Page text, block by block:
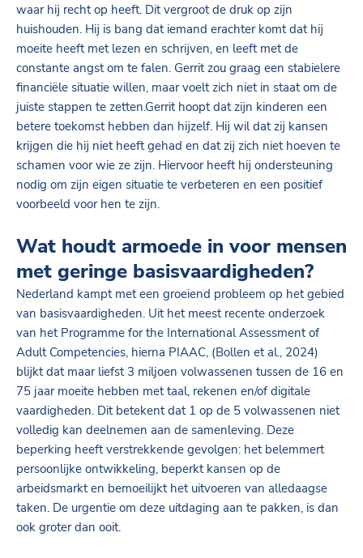
waar hij recht op heeft. Dit vergroot de druk op zijn
huishouden. Hij is bang dat iemand erachter komt dat hij
moeite heeft met lezen en schrijven, en leeft met de
constante angst om te falen. Gerrit zou graag een stabielere
financiële situatie willen, maar voelt zich niet in staat om de
juiste stappen te zetten.Gerrit hoopt dat zijn kinderen een
betere toekomst hebben dan hijzelf. Hij wil dat zij kansen
krijgen die hij niet heeft gehad en dat zij zich niet hoeven te
schamen voor wie ze zijn. Hiervoor heeft hij ondersteuning
nodig om zijn eigen situatie te verbeteren en een positief
voorbeeld voor hen te zijn.
Wat houdt armoede in voor mensen
met geringe basisvaardigheden?
Nederland kampt met een groeiend probleem op het gebied
van basisvaardigheden. Uit het meest recente onderzoek
van het Programme for the International Assessment of
Adult Competencies, hierna PIAAC, (Bollen et al., 2024)
blijkt dat maar liefst 3 miljoen volwassenen tussen de 16 en
75 jaar moeite hebben met taal, rekenen en/of digitale
vaardigheden. Dit betekent dat 1 op de 5 volwassenen niet
volledig kan deelnemen aan de samenleving. Deze
beperking heeft verstrekkende gevolgen: het belemmert
persoonlijke ontwikkeling, beperkt kansen op de
arbeidsmarkt en bemoeilijkt het uitvoeren van alledaagse
taken. De urgentie om deze uitdaging aan te pakken, is dan
ook groter dan ooit.